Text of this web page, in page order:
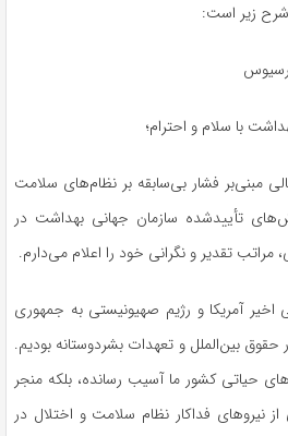
شرح زیر است:
با سلام و احترام؛
مبنی‌بر فشار بی‌سابقه بر نظام‌های سلامت
تأییدشده سازمان جهانی بهداشت در
تقدیر و نگرانی خود را اعلام می‌دارم.
اخیر آمریکا و رژیم صهیونیستی به جمهوری
بین‌الملل و تعهدات بشردوستانه بودیم.
حیاتی کشور ما آسیب رسانده، بلکه منجر
فداکار نظام سلامت و اختلال در